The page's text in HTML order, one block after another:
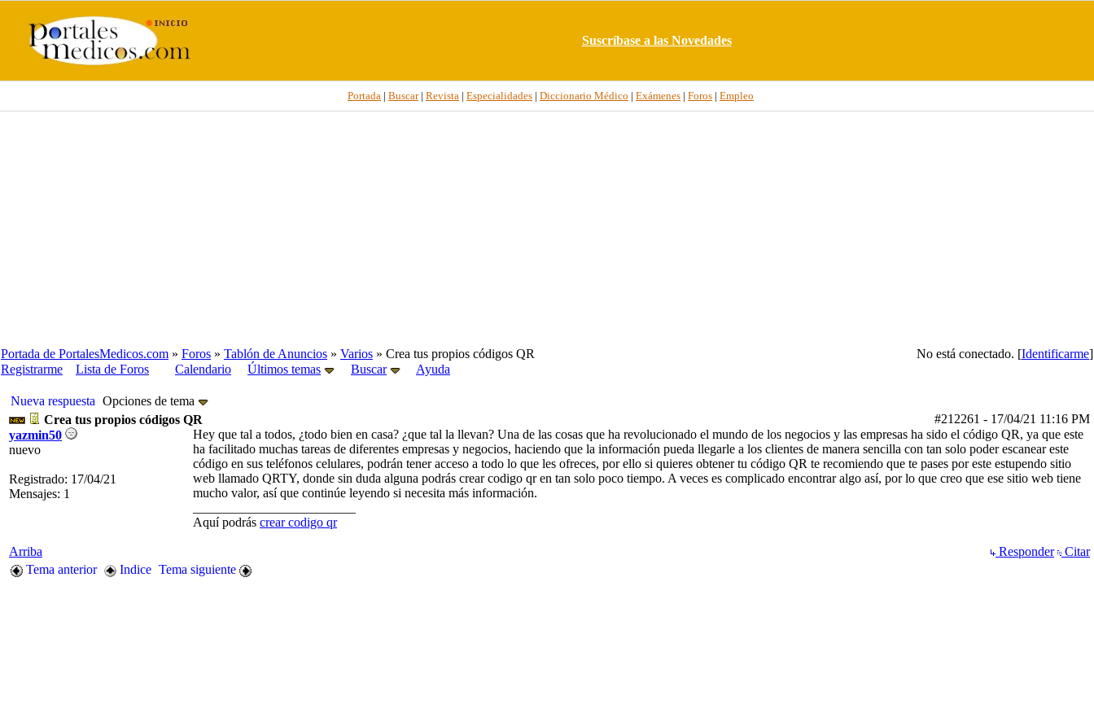
Suscríbase a las Novedades
Portada | Buscar| Revista | Especialidades | Diccionario Médico | Exámenes | Foros | Empleo
No está conectado. [Identificarme]
Portada de PortalesMedicos.com » Foros » Tablón de Anuncios » Varios » Crea tus propios códigos QR
Registrarme
Lista de Foros Calendario Últimos temas Buscar Ayuda
Nueva respuesta Opciones de tema
#212261 - 17/04/21 11:16 PM
Crea tus propios códigos QR
yazmin50
nuevo
Registrado: 17/04/21
Mensajes: 1
Hey que tal a todos, ¿todo bien en casa? ¿que tal la llevan? Una de las cosas que ha revolucionado el mundo de los negocios y las empresas ha sido el código QR, ya que este
ha facilitado muchas tareas de diferentes empresas y negocios, haciendo que la información pueda llegarle a los clientes de manera sencilla con tan solo poder escanear este
código en sus teléfonos celulares, podrán tener acceso a todo lo que les ofreces, por ello si quieres obtener tu código QR te recomiendo que te pases por este estupendo sitio
web llamado QRTY, donde sin duda alguna podrás crear codigo qr en tan solo poco tiempo. A veces es complicado encontrar algo así, por lo que creo que ese sitio web tiene
mucho valor, así que continúe leyendo si necesita más información.
Aquí podrás crear codigo qr
Arriba Responder
Citar
Tema anterior
Indice Tema siguiente